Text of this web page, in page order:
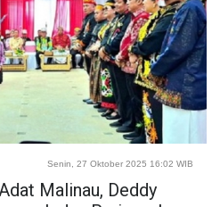
Senin, 27 Oktober 2025 16:02 WIB
Malinau, Deddy